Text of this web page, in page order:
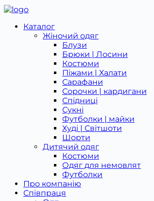
Каталог
Жіночий одяг
Блузи
Брюки | Лосини
Костюми
Піжами | Халати
Сарафани
Сорочки | кардигани
Спідниці
Сукні
Футболки | майки
Худі | Світшоти
Шорти
Дитячий одяг
Костюми
Одяг для немовлят
Футболки
Про компанію
Співпраця